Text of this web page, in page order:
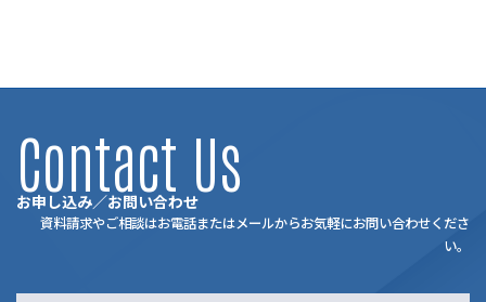
お申し込み／お問い合わせ
Contact Us
資料請求やご相談はお電話またはメールからお気軽にお問い合わせくださ
い。